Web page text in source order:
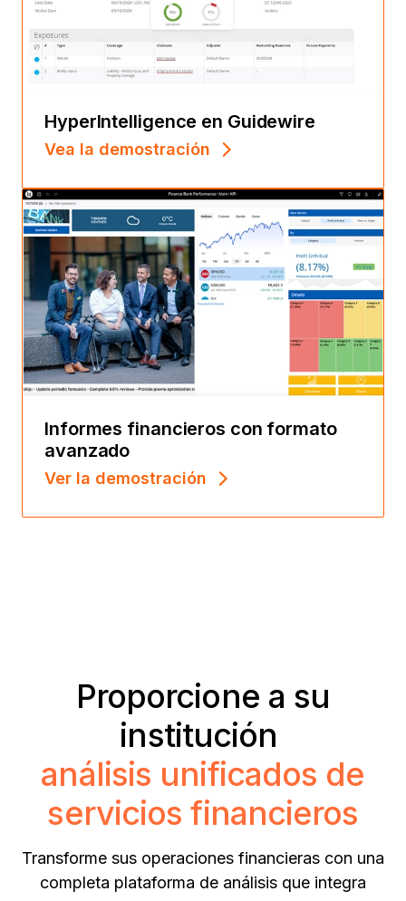
HyperIntelligence en Guidewire
Vea la demostración
Informes financieros con formato
avanzado
Ver la demostración
Proporcione a su
institución
análisis unificados de
servicios financieros
Transforme sus operaciones financieras con una
completa plataforma de análisis que integra